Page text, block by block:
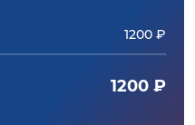
1200 ₽
1200 ₽